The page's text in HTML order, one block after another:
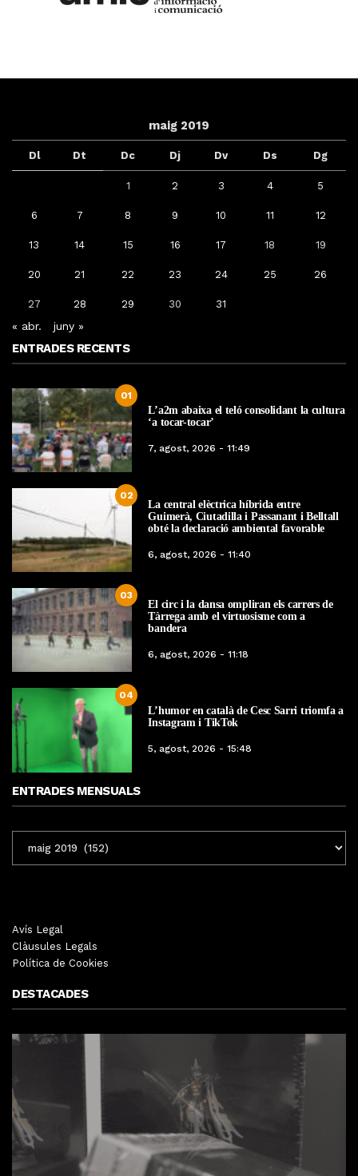
maig 2019
Dl Dt Dc Dj Dv Ds Dg
1 2 3 4 5
6 7 8 9 10 11 12
13 14 15 16 17 18 19
20 21 22 23 24 25 26
27 28 29 30 31
« abr. juny »
ENTRADES RECENTS
01
L’a2m abaixa el teló consolidant la cultura
‘a tocar-tocar’
7, agost, 2026 - 11:49
02
La central elèctrica híbrida entre
Guimerà, Ciutadilla i Passanant i Belltall
obté la declaració ambiental favorable
6, agost, 2026 - 11:40
03
El circ i la dansa ompliran els carrers de
Tàrrega amb el virtuosisme com a
bandera
6, agost, 2026 - 11:18
04
L’humor en català de Cesc Sarri triomfa a
Instagram i TikTok
5, agost, 2026 - 15:48
ENTRADES MENSUALS
MENSUALS
Avís Legal
Clàusules Legals
Política de Cookies
DESTACADES